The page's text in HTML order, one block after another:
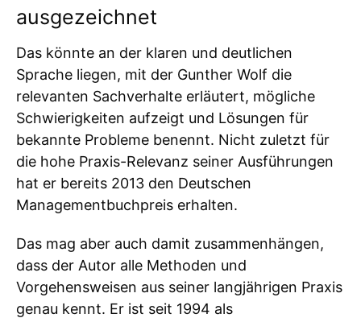
ausgezeichnet
Das könnte an der klaren und deutlichen
Sprache liegen, mit der Gunther Wolf die
relevanten Sachverhalte erläutert, mögliche
Schwierigkeiten aufzeigt und Lösungen für
bekannte Probleme benennt. Nicht zuletzt für
die hohe Praxis-Relevanz seiner Ausführungen
hat er bereits 2013 den Deutschen
Managementbuchpreis erhalten.
Das mag aber auch damit zusammenhängen,
dass der Autor alle Methoden und
Vorgehensweisen aus seiner langjährigen Praxis
genau kennt. Er ist seit 1994 als